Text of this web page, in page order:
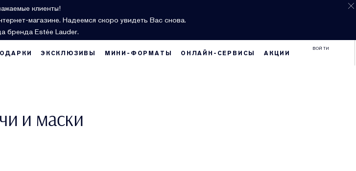
клиенты!
магазине. Надеемся скоро увидеть Вас снова.
бренда Estée Lauder.
ВОЙТИ
ЭКСКЛЮЗИВЫ МИНИ-ФОРМАТЫ ОНЛАЙН-СЕРВИСЫ АКЦИИ
и маски